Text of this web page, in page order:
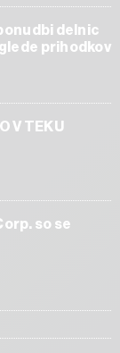
delnic
prihodkov
V TEKU
so se